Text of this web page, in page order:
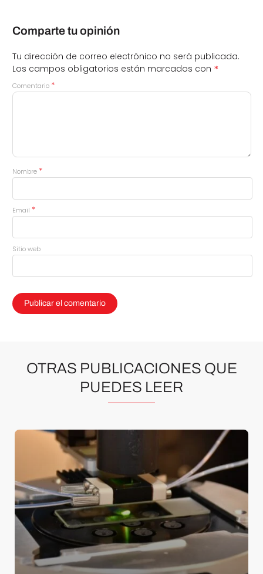
Comparte tu opinión
Tu dirección de correo electrónico no será publicada.
Los campos obligatorios están marcados con *
Comentario *
Nombre *
Email *
Sitio web
OTRAS PUBLICACIONES QUE
PUEDES LEER